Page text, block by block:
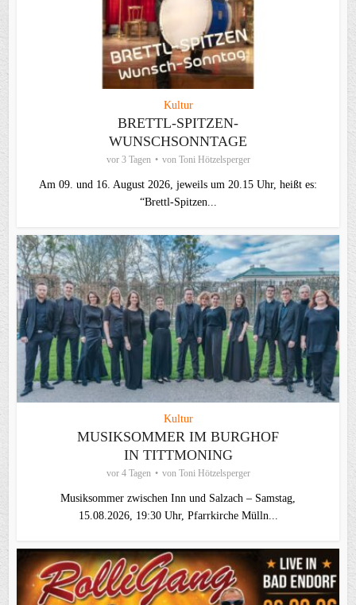
Kultur
BRETTL-SPITZEN-
WUNSCHSONNTAGE
vor 3 Tagen von Toni Hötzelsperger
Am 09. und 16. August 2026, jeweils um 20.15 Uhr, heißt es:
“Brettl-Spitzen...
Kultur
MUSIKSOMMER IM BURGHOF
IN TITTMONING
vor 4 Tagen von Toni Hötzelsperger
Musiksommer zwischen Inn und Salzach – Samstag,
15.08.2026, 19:30 Uhr, Pfarrkirche Mülln...